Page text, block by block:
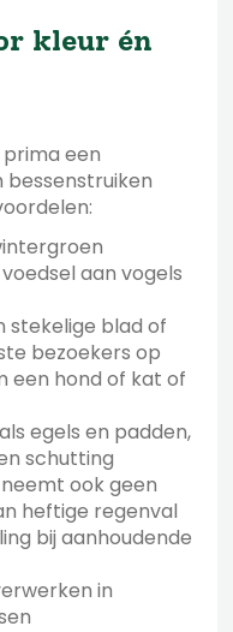
kleur én
een
bessenstruiken
aan vogels
stekelige blad of
bezoekers op
een hond of kat of
egels en padden,
schutting
ook geen
heftige regenval
bij aanhoudende
in